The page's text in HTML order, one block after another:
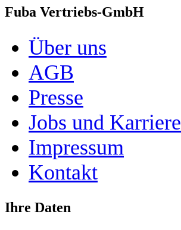
Fuba Vertriebs-GmbH
Über uns
AGB
Presse
Jobs und Karriere
Impressum
Kontakt
Ihre Daten